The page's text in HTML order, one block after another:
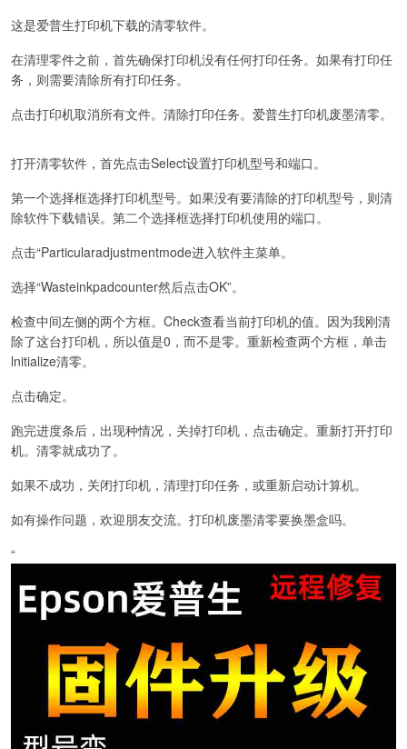
这是爱普生打印机下载的清零软件。
在清理零件之前，首先确保打印机没有任何打印任务。如果有打印任
务，则需要清除所有打印任务。
点击打印机取消所有文件。清除打印任务。爱普生打印机废墨清零。
打开清零软件，首先点击Select设置打印机型号和端口。
第一个选择框选择打印机型号。如果没有要清除的打印机型号，则清
除软件下载错误。第二个选择框选择打印机使用的端口。
点击“Particularadjustmentmode进入软件主菜单。
选择“Wasteinkpadcounter然后点击OK”。
检查中间左侧的两个方框。Check查看当前打印机的值。因为我刚清
除了这台打印机，所以值是0，而不是零。重新检查两个方框，单击
lnitialize清零。
点击确定。
跑完进度条后，出现种情况，关掉打印机，点击确定。重新打开打印
机。清零就成功了。
如果不成功，关闭打印机，清理打印任务，或重新启动计算机。
如有操作问题，欢迎朋友交流。打印机废墨清零要换墨盒吗。
“